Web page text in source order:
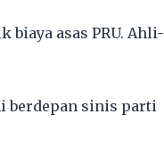
biaya asas PRU. Ahli-
berdepan sinis parti